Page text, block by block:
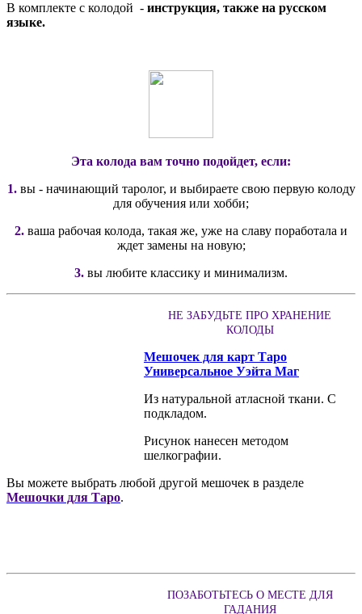
В комплекте с колодой - инструкция, также на русском
языке.
Эта колода вам точно подойдет, если:
1.вы - начинающий таролог, и выбираете свою первую колоду
для обучения или хобби;
2. ваша рабочая колода, такая же, уже на славу поработала и
ждет замены на новую;
3. вы любите классику и минимализм.
НЕ ЗАБУДЬТЕ ПРО ХРАНЕНИЕ
КОЛОДЫ
Мешочек для карт Таро
Универсальное Уэйта Маг
Из натуральной атласной ткани. С
подкладом.
Рисунок нанесен методом
шелкографии.
Вы можете выбрать любой другой мешочек в разделе
Мешочки для Таро.
ПОЗАБОТЬТЕСЬ О МЕСТЕ ДЛЯ
ГАДАНИЯ